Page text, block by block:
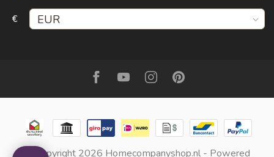
€
© Copyright 2026 Homecompanyshop.nl - Powered